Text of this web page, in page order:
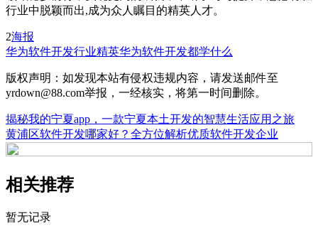
行业中脱颖而出,成为众人瞩目的精英人才。
2海报
华为软件开发行业精英华为软件开发都学什么
版权声明：如发现本站有侵权违规内容，请发送邮件至
yrdown@88.com举报，一经核实，将第一时间删除。
揭秘我的宁夏app，一款宁夏本土开发的智慧生活应用之旅
黄浦区软件开发哪家好？全方位解析优质软件开发企业
相关推荐
暂无记录